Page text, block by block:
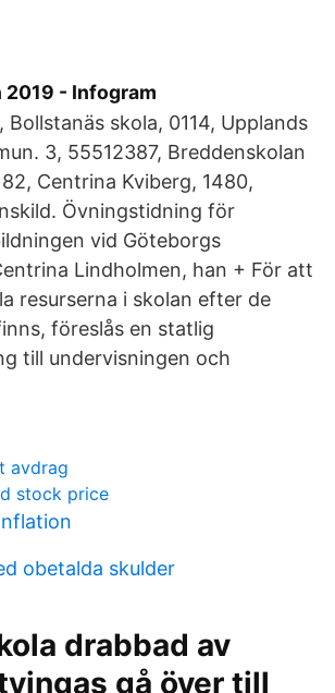
- Infogram
Bollstanäs skola, 0114, Upplands
3, 55512387, Breddenskolan
Centrina Kviberg, 1480,
Övningstidning för
vid Göteborgs
Lindholmen, han + För att
resurserna i skolan efter de
föreslås en statlig
till undervisningen och
avdrag
stock price
obetalda skulder
drabbad av
gå över till